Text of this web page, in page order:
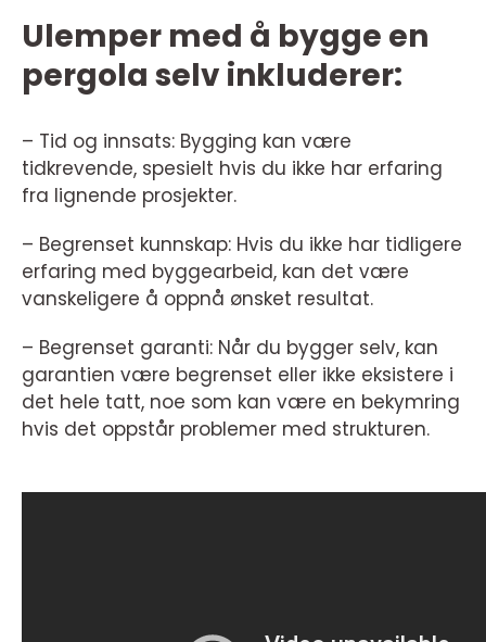
Ulemper med å bygge en
pergola selv inkluderer:
– Tid og innsats: Bygging kan være
tidkrevende, spesielt hvis du ikke har erfaring
fra lignende prosjekter.
– Begrenset kunnskap: Hvis du ikke har tidligere
erfaring med byggearbeid, kan det være
vanskeligere å oppnå ønsket resultat.
– Begrenset garanti: Når du bygger selv, kan
garantien være begrenset eller ikke eksistere i
det hele tatt, noe som kan være en bekymring
hvis det oppstår problemer med strukturen.